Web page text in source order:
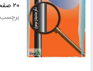
۲۰ صفحه